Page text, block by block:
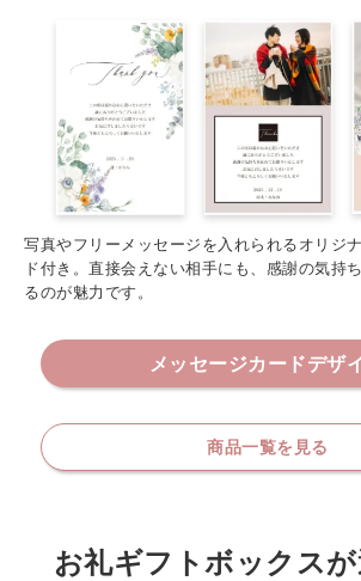
商品一覧を見る
写真やフリーメッセージを入れられるオリジ
ド付き。直接会えない相手にも、感謝の気持
るのが魅力です。
メッセージカードデザ
お礼ギフトボックス